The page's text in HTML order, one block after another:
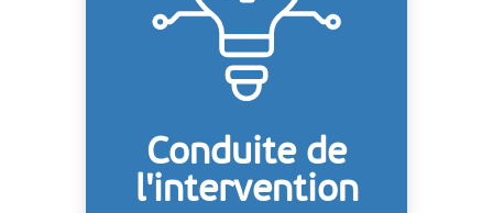
Conduite de
l'intervention